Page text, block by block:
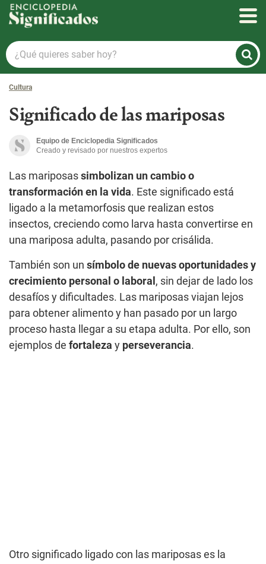
Enciclopedia Significados
¿Qué
quieres
saber
hoy?
Cultura
Significado de las mariposas
Equipo de Enciclopedia Significados
Creado y revisado por nuestros expertos
Las mariposas simbolizan un cambio o
transformación en la vida. Este significado está
ligado a la metamorfosis que realizan estos
insectos, creciendo como larva hasta convertirse en
una mariposa adulta, pasando por crisálida.
También son un símbolo de nuevas oportunidades y
crecimiento personal o laboral , sin dejar de lado los
desafíos y dificultades. Las mariposas viajan lejos
para obtener alimento y han pasado por un largo
proceso hasta llegar a su etapa adulta. Por ello, son
ejemplos de fortaleza y perseverancia.
Otro significado ligado con las mariposas es la